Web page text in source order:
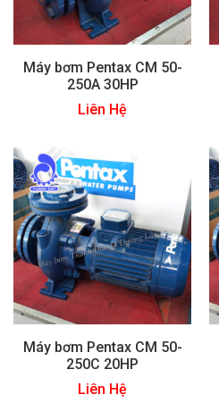
Máy bơm Pentax CM 50-
250A 30HP
Liên Hệ
Máy bơm Pentax CM 50-
250C 20HP
Liên Hệ